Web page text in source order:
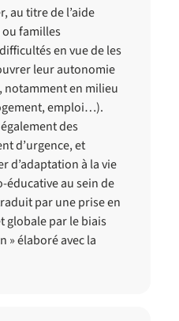
au titre de l’aide
familles
en vue de les
leur autonomie
notamment en milieu
emploi…).
des
d’urgence, et
d’adaptation à la vie
éducative au sein de
par une prise en
globale par le biais
» élaboré avec la